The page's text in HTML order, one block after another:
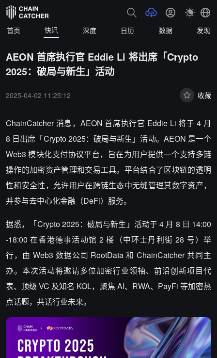
首页 快讯 深度 日历 数据 发现
AEON 首席执行官 Eddie Li 将出席「Crypto
2025：破局与新生」活动
2025-04-02 11:25:12 收藏
ChainCatcher 消息，AEON 首席执行官 Eddie Li 将于 4 月
8 日出席「Crypto 2025：破局与新生」活动。AEON 是一个
Web3 模块化支付协议平台，旨在为用户提供一个支持多链
操作的加密资产管理和交易工具。平台结合了区块链的透明
性和安全性，允许用户在跨链生态中无缝管理其数字资产，
并参与去中心化金融（DeFi）服务。
据悉，
「Crypto 2025：破局与新生」活动于 4 月 8 日 14:00
-18:00 在香港德事活动馆 2 楼（中环士丹利街 28 号）举
行， 由 Web3 数据公司 RootData 和 ChainCatcher 共同主
办。 本次活动将邀请多位加密行业领袖、前沿创新项目代
表、顶级 VC 及知名 KOL， 聚焦 AI、RWA、PayFi 等加密热
点话题，共话行业未来。